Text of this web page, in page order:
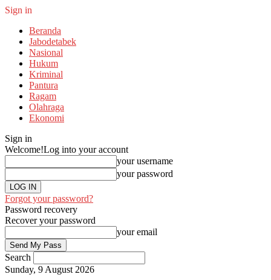
Sign in
Beranda
Jabodetabek
Nasional
Hukum
Kriminal
Pantura
Ragam
Olahraga
Ekonomi
Sign in
Welcome!Log into your account
your username
your password
Forgot your password?
Password recovery
Recover your password
your email
Search
Sunday, 9 August 2026